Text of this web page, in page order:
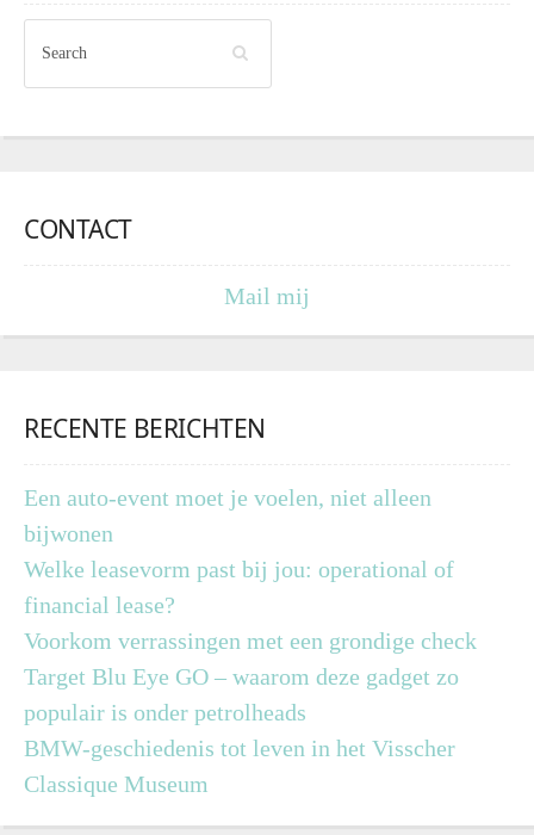
CONTACT
Mail mij
RECENTE BERICHTEN
Een auto-event moet je voelen, niet alleen
bijwonen
Welke leasevorm past bij jou: operational of
financial lease?
Voorkom verrassingen met een grondige check
Target Blu Eye GO – waarom deze gadget zo
populair is onder petrolheads
BMW-geschiedenis tot leven in het Visscher
Classique Museum